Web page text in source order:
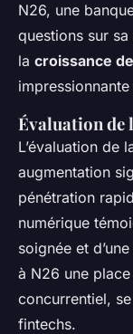
N26, une
questions sur sa
la croissance
Évaluation de
L’évaluation de
augmentation
pénétration
numérique
soignée et
à N26 une
concurrentiel,
fintechs.